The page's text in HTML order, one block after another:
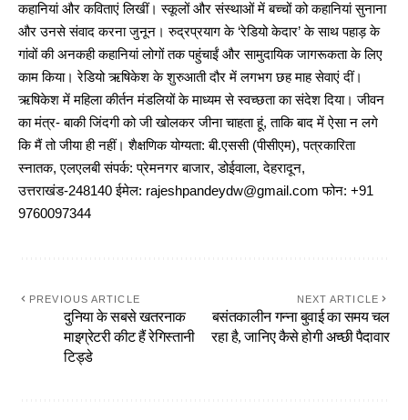
कहानियां और कविताएं लिखीं। स्कूलों और संस्थाओं में बच्चों को कहानियां सुनाना
और उनसे संवाद करना जुनून। रुद्रप्रयाग के ‘रेडियो केदार’ के साथ पहाड़ के
गांवों की अनकही कहानियां लोगों तक पहुंचाईं और सामुदायिक जागरूकता के लिए
काम किया। रेडियो ऋषिकेश के शुरुआती दौर में लगभग छह माह सेवाएं दीं।
ऋषिकेश में महिला कीर्तन मंडलियों के माध्यम से स्वच्छता का संदेश दिया। जीवन
का मंत्र- बाकी जिंदगी को जी खोलकर जीना चाहता हूं, ताकि बाद में ऐसा न लगे
कि मैं तो जीया ही नहीं। शैक्षणिक योग्यता: बी.एससी (पीसीएम), पत्रकारिता
स्नातक, एलएलबी संपर्क: प्रेमनगर बाजार, डोईवाला, देहरादून,
उत्तराखंड-248140 ईमेल: rajeshpandeydw@gmail.com फोन: +91
9760097344
PREVIOUS ARTICLE
दुनिया के सबसे खतरनाक
माइग्रेटरी कीट हैं रेगिस्तानी
टिड्डे
NEXT ARTICLE
बसंतकालीन गन्ना बुवाई का समय चल
रहा है, जानिए कैसे होगी अच्छी पैदावार